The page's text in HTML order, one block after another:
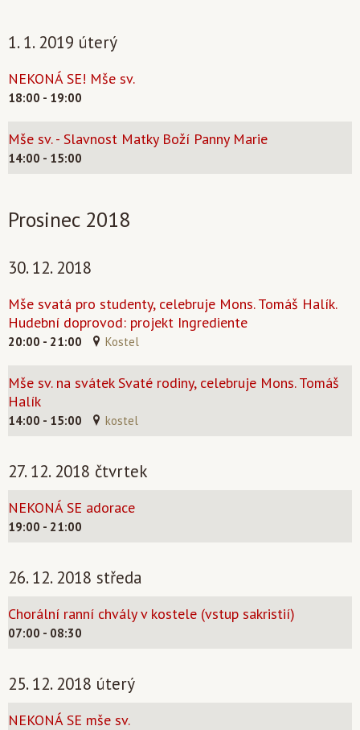
1. 1. 2019 úterý
NEKONÁ SE! Mše sv.
18:00 - 19:00
Mše sv. - Slavnost Matky Boží Panny Marie
14:00 - 15:00
Prosinec 2018
30. 12. 2018
Mše svatá pro studenty, celebruje Mons. Tomáš Halík.
Hudební doprovod: projekt Ingrediente
20:00 - 21:00 Kostel
Mše sv. na svátek Svaté rodiny, celebruje Mons. Tomáš
Halík
14:00 - 15:00 kostel
27. 12. 2018 čtvrtek
NEKONÁ SE adorace
19:00 - 21:00
26. 12. 2018 středa
Chorální ranní chvály v kostele (vstup sakristií)
07:00 - 08:30
25. 12. 2018 úterý
NEKONÁ SE mše sv.